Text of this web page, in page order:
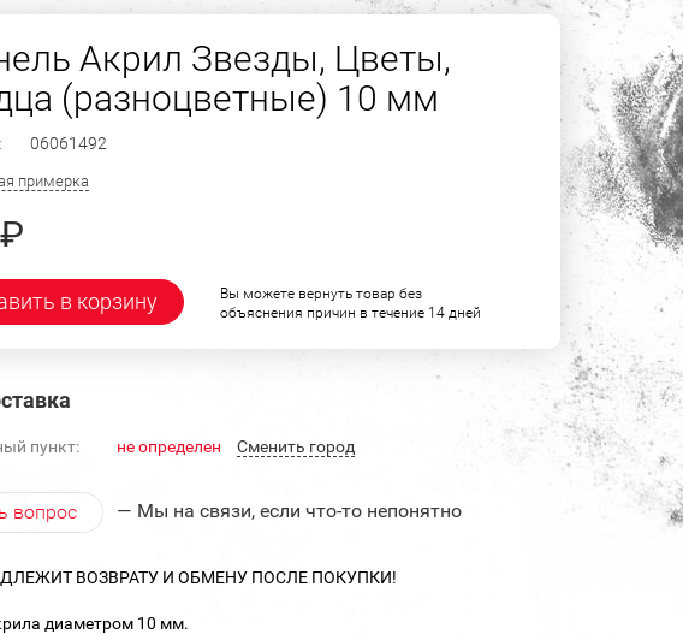
Акрил Звезды, Цветы,
(разноцветные) 10 мм
06061492
примерка
₽
в корзину
Вы можете вернуть товар без
объяснения причин в течение 14 дней
пункт: не определен Cменить город
вопрос — Мы на связи, если что-то непонятно
ВОЗВРАТУ И ОБМЕНУ ПОСЛЕ ПОКУПКИ!
диаметром 10 мм.